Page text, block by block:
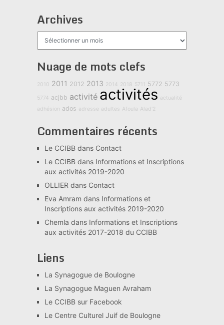
Archives
Archives
Nuage de mots clefs
2010 2011 2012 2013 2014 2018 5711 5772 5773
5774 acjbb activité activités actualité
adhésion ados adresse adultes Afoula Alad'2
Commentaires récents
Le CCIBBdans Contact
Le CCIBBdans Informations et Inscriptions
aux activités 2019-2020
OLLIER dans Contact
Eva Amram dans Informations et
Inscriptions aux activités 2019-2020
Chemla dans Informations et Inscriptions
aux activités 2017-2018 du CCIBB
Liens
La Synagogue de Boulogne
La Synagogue Maguen Avraham
Le CCIBB sur Facebook
Le Centre Culturel Juif de Boulogne